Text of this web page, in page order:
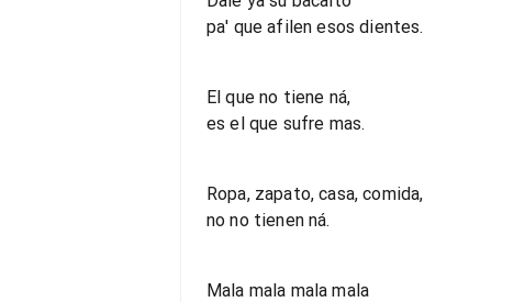
pa' que afilen esos dientes.
El que no tiene ná,
es el que sufre mas.
Ropa, zapato, casa, comida,
no no tienen ná.
Mala mala mala mala